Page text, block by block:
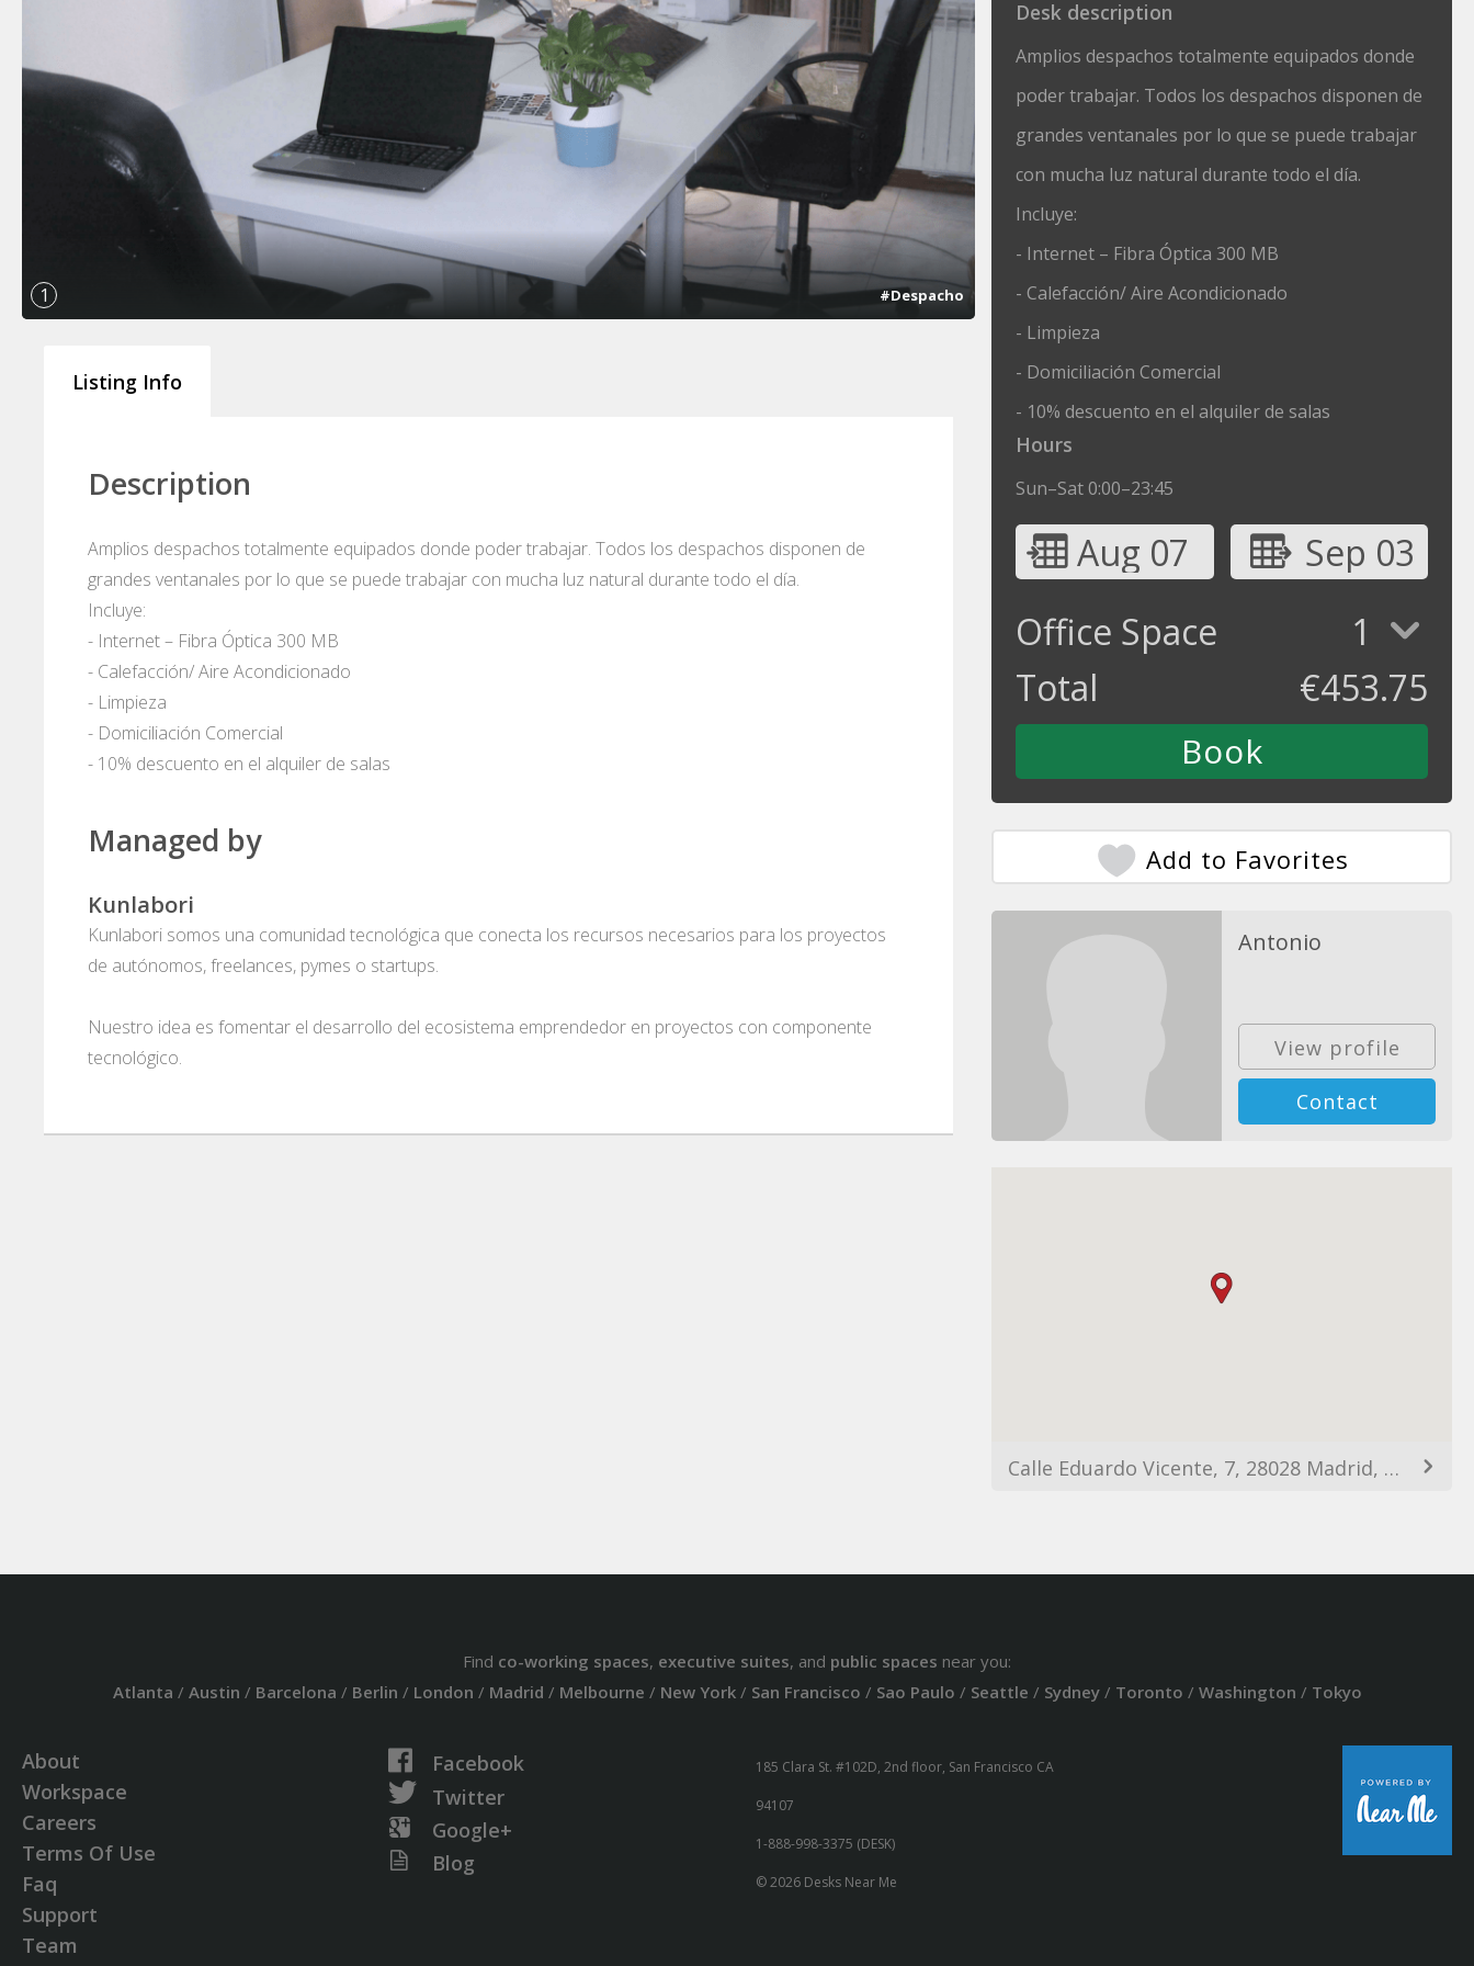
1 #Despacho
Listing Info
Description
Amplios despachos totalmente equipados donde poder trabajar. Todos los despachos disponen de
grandes ventanales por lo que se puede trabajar con mucha luz natural durante todo el día.
Incluye:
- Internet – Fibra Óptica 300 MB
- Calefacción/ Aire Acondicionado
- Limpieza
- Domiciliación Comercial
- 10% descuento en el alquiler de salas
Managed by
Kunlabori
Kunlabori somos una comunidad tecnológica que conecta los recursos necesarios para los proyectos
de autónomos, freelances, pymes o startups.
Nuestro idea es fomentar el desarrollo del ecosistema emprendedor en proyectos con componente
tecnológico.
Desk description
Amplios despachos totalmente equipados donde
poder trabajar. Todos los despachos disponen de
grandes ventanales por lo que se puede trabajar
con mucha luz natural durante todo el día.
Incluye:
- Internet – Fibra Óptica 300 MB
- Calefacción/ Aire Acondicionado
- Limpieza
- Domiciliación Comercial
- 10% descuento en el alquiler de salas
Hours
Sun–Sat 0:00–23:45
Aug 07
Sep 03
Office Space
1
Total
€453.75
Add to Favorites
Antonio
View profile
Contact
Calle Eduardo Vicente, 7, 28028 Madrid, España
Find co-working spaces, executive suites, and public spaces near you:
Atlanta / Austin / Barcelona / Berlin / London / Madrid / Melbourne / New York/ San Francisco / Sao Paulo / Seattle / Sydney/ Toronto / Washington / Tokyo
About
Workspace
Careers
Terms Of Use
Faq
Support
Team
Facebook
Twitter
Google+
Blog
185 Clara St. #102D, 2nd floor, San Francisco CA
94107
1-888-998-3375 (DESK)
© 2026 Desks Near Me